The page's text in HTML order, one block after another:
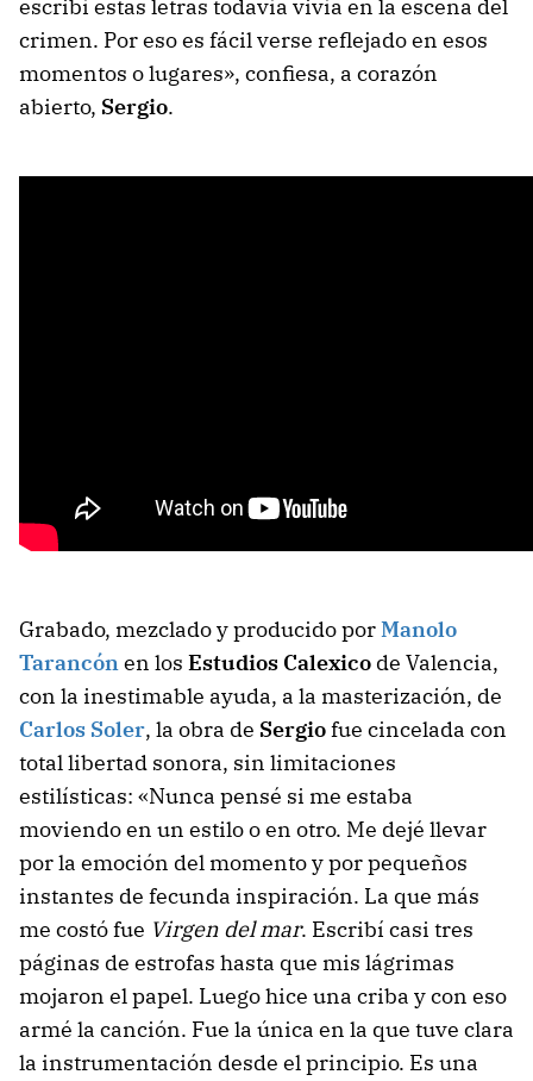
escribí estas letras todavía vivía en la escena del
crimen. Por eso es fácil verse reflejado en esos
momentos o lugares», confiesa, a corazón
abierto, Sergio.
Grabado, mezclado y producido porManolo
Tarancónen los Estudios Calexico de Valencia,
con la inestimable ayuda, a la masterización, de
Carlos Soler, la obra de Sergiofue cincelada con
total libertad sonora, sin limitaciones
estilísticas: «Nunca pensé si me estaba
moviendo en un estilo o en otro. Me dejé llevar
por la emoción del momento y por pequeños
instantes de fecunda inspiración. La que más
me costó fue Virgen del mar. Escribí casi tres
páginas de estrofas hasta que mis lágrimas
mojaron el papel. Luego hice una criba y con eso
armé la canción. Fue la única en la que tuve clara
la instrumentación desde el principio. Es una